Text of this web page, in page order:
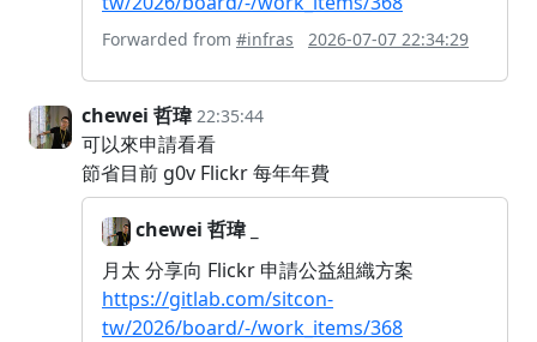
Forwarded from #infras 2026-07-07 22:34:29
chewei 哲瑋 22:35:44
可以來申請看看
節省目前 g0v Flickr 每年年費
chewei 哲瑋 _
月太 分享向 Flickr 申請公益組織方案
https://gitlab.com/sitcon-
tw/2026/board/-/work_items/368